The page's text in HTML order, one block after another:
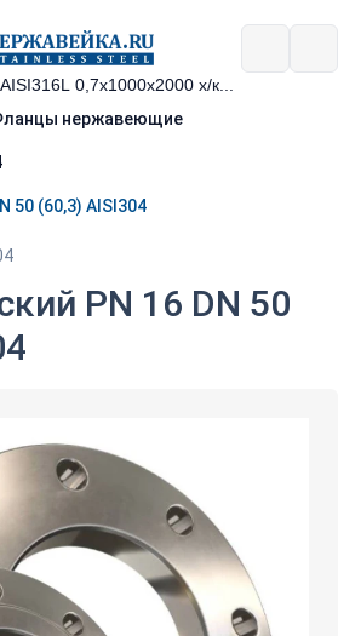
нержавеющие
50 (60,3) AISI304
PN 16 DN 50